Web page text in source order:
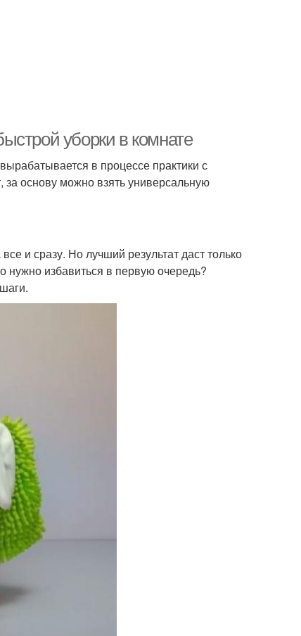
уборки в комнате
в процессе практики с
основу можно взять универсальную
и сразу. Но лучший результат даст только
нужно избавиться в первую очередь?